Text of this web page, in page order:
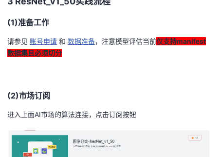
(1)准备工作
请参见 账号申请 和 数据准备，注意模型评估当前仅支持manifest
数据集且必须切分
(2)市场订阅
进入上面AI市场的算法连接，点击订阅按钮